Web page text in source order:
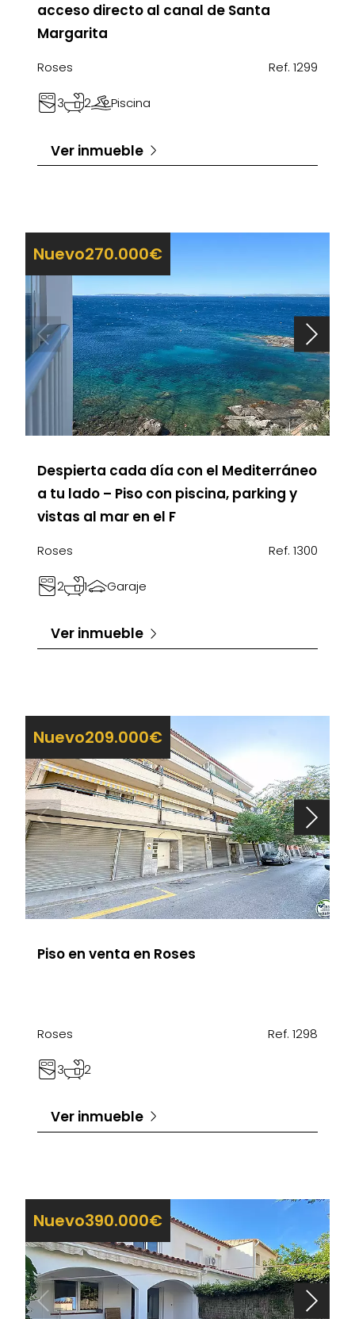
acceso directo al canal de Santa
Margarita
Roses Ref. 1299
3 2 Piscina
Ver inmueble
Nuevo270.000€
Despierta cada día con el Mediterráneo
a tu lado – Piso con piscina, parking y
vistas al mar en el F
Roses Ref. 1300
2 1 Garaje
Ver inmueble
Nuevo209.000€
Piso en venta en Roses
Roses Ref. 1298
3 2
Ver inmueble
Nuevo390.000€